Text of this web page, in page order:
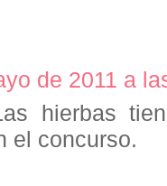
de 2011 a
hierbas
el concurso.